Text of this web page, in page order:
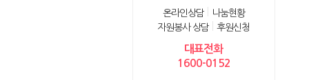
온라인상담
나눔현황
자원봉사 상담
후원신청
대표전화
1600-0152